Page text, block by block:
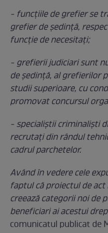
- funcţiile de grefier se
grefier de ședință,
funcție de necesitați;
- grefierii judiciari sunt
de ședință, al grefierilor
studii superioare, cu
promovat concursul
- specialiştii criminaliști
recrutați din rândul
cadrul parchetelor.
Având în vedere cele
faptul că proiectul de
creează categorii noi de
beneficiari ai acestui
comunicatul publicat de